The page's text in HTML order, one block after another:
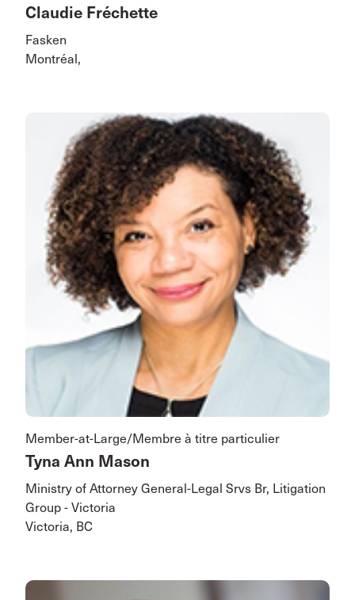
Claudie Fréchette
Fasken
Montréal,
Member-at-Large/Membre à titre particulier
Tyna Ann Mason
Ministry of Attorney General-Legal Srvs Br, Litigation
Group - Victoria
Victoria, BC